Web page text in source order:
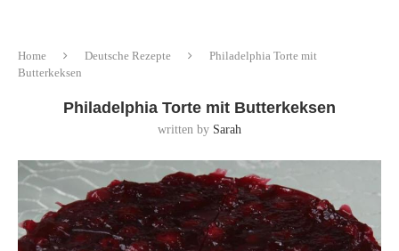
Home Deutsche Rezepte
Philadelphia Torte mit
Butterkeksen
Philadelphia Torte mit Butterkeksen
written by Sarah